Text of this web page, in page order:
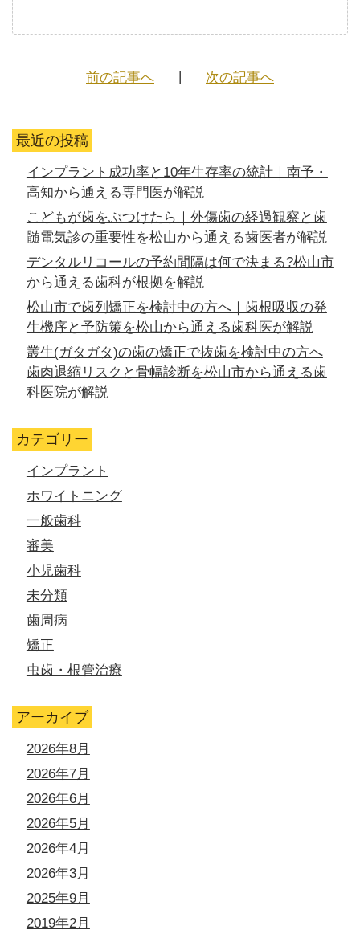
前の記事へ 次の記事へ
最近の投稿
インプラント成功率と10年生存率の統計｜南予・
高知から通える専門医が解説
こどもが歯をぶつけたら｜外傷歯の経過観察と歯
髄電気診の重要性を松山から通える歯医者が解説
デンタルリコールの予約間隔は何で決まる?松山市
から通える歯科が根拠を解説
松山市で歯列矯正を検討中の方へ｜歯根吸収の発
生機序と予防策を松山から通える歯科医が解説
叢生(ガタガタ)の歯の矯正で抜歯を検討中の方へ
歯肉退縮リスクと骨幅診断を松山市から通える歯
科医院が解説
カテゴリー
インプラント
ホワイトニング
一般歯科
審美
小児歯科
未分類
歯周病
矯正
虫歯・根管治療
アーカイブ
2026年8月
2026年7月
2026年6月
2026年5月
2026年4月
2026年3月
2025年9月
2019年2月